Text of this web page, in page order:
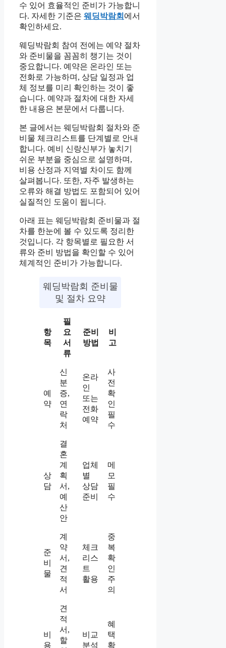
수 있어 효율적인 준비가 가능합니
다. 자세한 기준은 웨딩박람회 에서
확인하세요.
웨딩박람회 참여 전에는 예약 절차
와 준비물을 꼼꼼히 챙기는 것이
중요합니다. 예약은 온라인 또는
전화로 가능하며, 상담 일정과 업
체 정보를 미리 확인하는 것이 좋
습니다. 예약과 절차에 대한 자세
한 내용은 본문에서 다룹니다.
본 글에서는 웨딩박람회 절차와 준
비물 체크리스트를 단계별로 안내
합니다. 예비 신랑신부가 놓치기
쉬운 부분을 중심으로 설명하며,
비용 산정과 지역별 차이도 함께
살펴봅니다. 또한, 자주 발생하는
오류와 해결 방법도 포함되어 있어
실질적인 도움이 됩니다.
아래 표는 웨딩박람회 준비물과 절
차를 한눈에 볼 수 있도록 정리한
것입니다. 각 항목별로 필요한 서
류와 준비 방법을 확인할 수 있어
체계적인 준비가 가능합니다.
웨딩박람회 준비물
및 절차 요약
항
목
필
요
서
류
준비
방법
비
고
예
약
신
분
증,
연
락
처
온라
인
또는
전화
예약
사
전
확
인
필
수
상
담
결
혼
계
획
서,
예
산
안
업체
별
상담
준비
메
모
필
수
준
비
물
계
약
서,
견
적
서
체크
리스
트
활용
중
복
확
인
주
의
비
용
견
적
서,
할
비교
분석
혜
택
확